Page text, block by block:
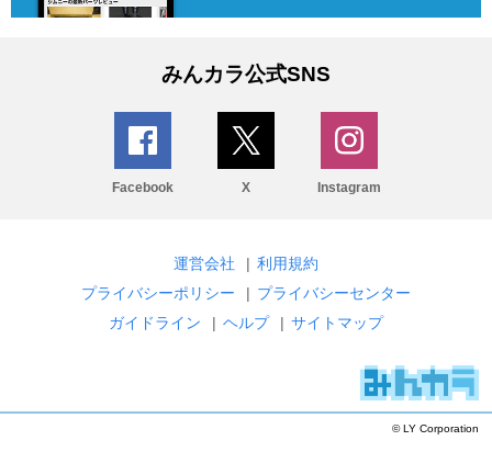
みんカラ公式SNS
Facebook X Instagram
運営会社 | 利用規約
プライバシーポリシー
| プライバシーセンター
ガイドライン
| ヘルプ | サイトマップ
© LY Corporation